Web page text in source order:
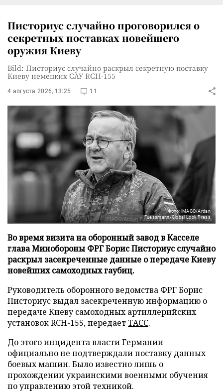
Писториус случайно проговорился о
секретных поставках новейшего
оружия Киеву
Bild: Писториус случайно раскрыл секретную поставку
Киеву немецких САУ RCH-155
4 августа 2026, 13:25 11
Фото: IMAGO/Ardan
Fuessmann/Global Look Press
Во время визита на оборонный завод в Касселе
глава Минобороны ФРГ Борис Писториус случайно
раскрыл засекреченные данные о передаче Киеву
новейших самоходных гаубиц.
Руководитель оборонного ведомства ФРГ Борис
Писториус выдал засекреченную информацию о
передаче Киеву самоходных артиллерийских
установок RCH-155, передаетТАСС.
До этого инцидента власти Германии
официально не подтверждали поставку данных
боевых машин. Было известно лишь о
прохождении украинскими военными обучения
по управлению этой техникой.